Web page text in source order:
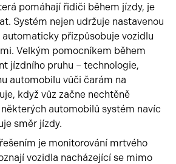
pomáhají řidiči během jízdy, je
Systém nejen udržuje nastavenou
přizpůsobuje vozidlu
Velkým pomocníkem během
jízdního pruhu – technologie,
automobilu vůči čarám na
když vůz začne nechtěně
automobilů systém navíc
směr jízdy.
je monitorování mrtvého
vozidla nacházející se mimo